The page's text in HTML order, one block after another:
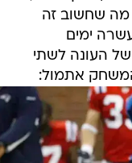
מה שחשוב זה
ימים
העונה לשתי
אתמול: